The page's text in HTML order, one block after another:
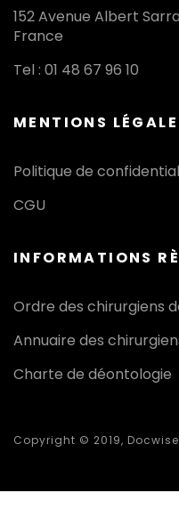
152 Avenue Albert
France
Tel : 01 48 67 96 10
MENTIONS
Politique de
CGU
INFORMATIONS
Ordre des chirurgiens
Annuaire des
Charte de déontologie
Copyright © 2019, Docwise